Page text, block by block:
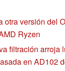
otra versión del
Ryzen
filtración arroja
en AD102